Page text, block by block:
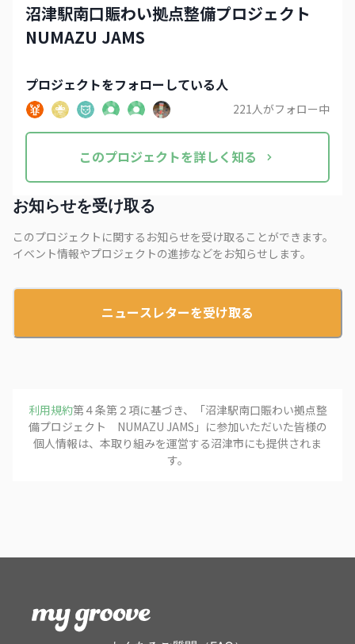
沼津駅南口賑わい拠点整備プロジェクト
NUMAZU JAMS
プロジェクトをフォローしている人
221人がフォロー中
このプロジェクトを詳しく知る
お知らせを受け取る
このプロジェクトに関するお知らせを受け取ることができます。
イベント情報やプロジェクトの進捗などをお知らせします。
ニュースレターを受け取る
利用規約第４条第２項に基づき、「沼津駅南口賑わい拠点整
備プロジェクト NUMAZU JAMS 」に参加いただいた皆様の
個人情報は、本取り組みを運営する沼津市にも提供されま
す。